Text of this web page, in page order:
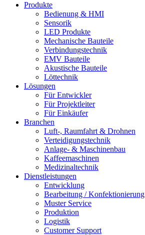
Produkte
Bedienung & HMI
Sensorik
LED Produkte
Mechanische Bauteile
Verbindungstechnik
EMV Bauteile
Akustische Bauteile
Löttechnik
Lösungen
Für Entwickler
Für Projektleiter
Für Einkäufer
Branchen
Luft-, Raumfahrt & Drohnen
Verteidigungstechnik
Anlage- & Maschinenbau
Kaffeemaschinen
Medizinaltechnik
Dienstleistungen
Entwicklung
Bearbeitung / Konfektionierung
Muster Service
Produktion
Logistik
Customer Support